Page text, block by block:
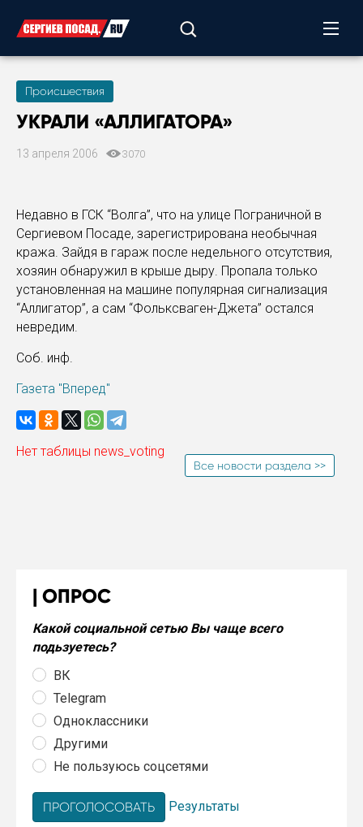
Происшествия
УКРАЛИ «АЛЛИГАТОРА»
13 апреля 2006 3070
Недавно в ГСК “Волга”, что на улице Пограничной в
Сергиевом Посаде, зарегистрирована необычная
кража. Зайдя в гараж после недельного отсутствия,
хозяин обнаружил в крыше дыру. Пропала только
установленная на машине популярная сигнализация
“Аллигатор”, а сам “Фольксваген-Джета” остался
невредим.
Соб. инф.
Газета "Вперед"
Нет таблицы news_voting
Все новости раздела >>
ОПРОС
Какой социальной сетью Вы чаще всего
подьзуетесь?
ВК
Telegram
Одноклассники
Другими
Не пользуюсь соцсетями
Результаты